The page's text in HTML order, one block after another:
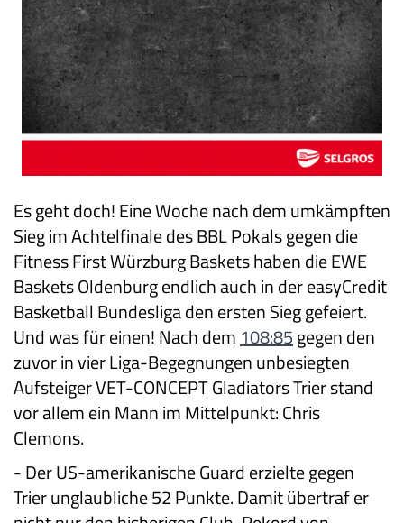
Es geht doch! Eine Woche nach dem umkämpften
Sieg im Achtelfinale des BBL Pokals gegen die
Fitness First Würzburg Baskets haben die EWE
Baskets Oldenburg endlich auch in der easyCredit
Basketball Bundesliga den ersten Sieg gefeiert.
Und was für einen! Nach dem 108:85gegen den
zuvor in vier Liga-Begegnungen unbesiegten
Aufsteiger VET-CONCEPT Gladiators Trier stand
vor allem ein Mann im Mittelpunkt: Chris
Clemons.
- Der US-amerikanische Guard erzielte gegen
Trier unglaubliche 52 Punkte. Damit übertraf er